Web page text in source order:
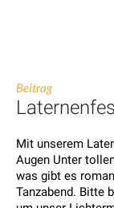
Beitrag
Mit unserem
Augen Unter
was gibt es
Tanzabend. Bitte